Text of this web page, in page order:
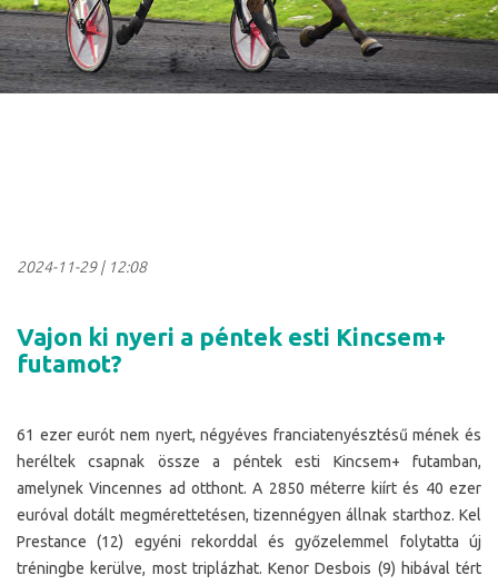
2024-11-29| 12:08
Vajon ki nyeri a péntek esti Kincsem+
futamot?
61 ezer eurót nem nyert, négyéves franciatenyésztésű mének és
heréltek csapnak össze a péntek esti Kincsem+ futamban,
amelynek Vincennes ad otthont. A 2850 méterre kiírt és 40 ezer
euróval dotált megmérettetésen, tizennégyen állnak starthoz. Kel
Prestance (12) egyéni rekorddal és győzelemmel folytatta új
tréningbe kerülve, most triplázhat. Kenor Desbois (9) hibával tért